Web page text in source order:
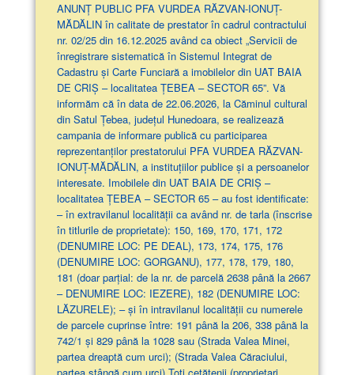
ANUNŢ PUBLIC PFA VURDEA RĂZVAN-IONUȚ-
MĂDĂLIN în calitate de prestator în cadrul contractului
nr. 02/25 din 16.12.2025 având ca obiect „Servicii de
înregistrare sistematică în Sistemul Integrat de
Cadastru și Carte Funciară a imobilelor din UAT BAIA
DE CRIȘ – localitatea ȚEBEA – SECTOR 65”. Vă
informăm că în data de 22.06.2026, la Căminul cultural
din Satul Țebea, județul Hunedoara, se realizează
campania de informare publică cu participarea
reprezentanților prestatorului PFA VURDEA RĂZVAN-
IONUȚ-MĂDĂLIN, a instituțiilor publice și a persoanelor
interesate. Imobilele din UAT BAIA DE CRIȘ –
localitatea ȚEBEA – SECTOR 65 – au fost identificate:
– în extravilanul localităţii ca având nr. de tarla (înscrise
în titlurile de proprietate): 150, 169, 170, 171, 172
(DENUMIRE LOC: PE DEAL), 173, 174, 175, 176
(DENUMIRE LOC: GORGANU), 177, 178, 179, 180,
181 (doar parţial: de la nr. de parcelă 2638 până la 2667
– DENUMIRE LOC: IEZERE), 182 (DENUMIRE LOC:
LĂZURELE); – și în intravilanul localității cu numerele
de parcele cuprinse între: 191 până la 206, 338 până la
742/1 și 829 până la 1028 sau (Strada Valea Minei,
partea dreaptă cum urci); (Strada Valea Căraciului,